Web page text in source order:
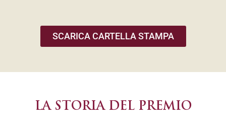
SCARICA CARTELLA STAMPA
LA STORIA DEL PREMIO